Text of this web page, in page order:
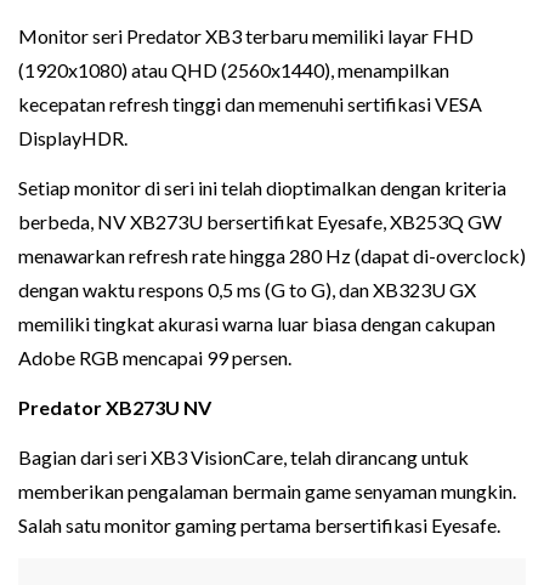
Monitor seri Predator XB3 terbaru memiliki layar FHD
(1920x1080) atau QHD (2560x1440), menampilkan
kecepatan refresh tinggi dan memenuhi sertifikasi VESA
DisplayHDR.
Setiap monitor di seri ini telah dioptimalkan dengan kriteria
berbeda, NV XB273U bersertifikat Eyesafe, XB253Q GW
menawarkan refresh rate hingga 280 Hz (dapat di-overclock)
dengan waktu respons 0,5 ms (G to G), dan XB323U GX
memiliki tingkat akurasi warna luar biasa dengan cakupan
Adobe RGB mencapai 99 persen.
Predator XB273U NV
Bagian dari seri XB3 VisionCare, telah dirancang untuk
memberikan pengalaman bermain game senyaman mungkin.
Salah satu monitor gaming pertama bersertifikasi Eyesafe.